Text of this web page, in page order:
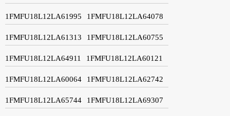
1FMFU18L12LA61995 1FMFU18L12LA64078
1FMFU18L12LA61313 1FMFU18L12LA60755
1FMFU18L12LA64911 1FMFU18L12LA60121
1FMFU18L12LA60064 1FMFU18L12LA62742
1FMFU18L12LA65744 1FMFU18L12LA69307